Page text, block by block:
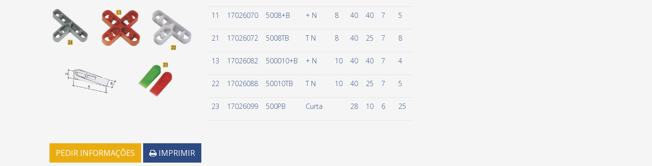
11 17026070 5008+B + N 8 40 40 7 5
21 17026072 5008TB T N 8 40 25 7 8
13 17026082 500010+B + N 10 40 40 7 4
22 17026088 50010TB T N 10 40 25 7 5
23 17026099 500PB Curta 28 10 6 25
PEDIR INFORMAÇÕES IMPRIMIR